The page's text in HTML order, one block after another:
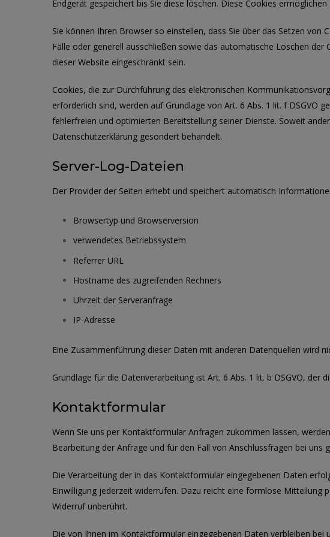
Endgerät gespeichert bis Sie diese löschen. Diese Cookies
Sie können Ihren Browser so einstellen, dass Sie über das Setzen
Fälle oder generell ausschließen sowie das automatische Löschen
dieser Website eingeschränkt sein.
Cookies, die zur Durchführung des elektronischen
erforderlich sind, werden auf Grundlage von Art. 6 Abs. 1 lit. f DSGVO
fehlerfreien und optimierten Bereitstellung seiner Dienste. Soweit
Datenschutzerklärung gesondert behandelt.
Server-Log-Dateien
Der Provider der Seiten erhebt und speichert automatisch
Browsertyp und Browserversion
verwendetes Betriebssystem
Referrer URL
Hostname des zugreifenden Rechners
Uhrzeit der Serveranfrage
IP-Adresse
Eine Zusammenführung dieser Daten mit anderen Datenquellen wird
Grundlage für die Datenverarbeitung ist Art. 6 Abs. 1 lit. b DSGVO,
Kontaktformular
Wenn Sie uns per Kontaktformular Anfragen zukommen lassen,
Bearbeitung der Anfrage und für den Fall von Anschlussfragen bei
Die Verarbeitung der in das Kontaktformular eingegebenen Daten
Einwilligung jederzeit widerrufen. Dazu reicht eine formlose
Widerruf unberührt.
Die von Ihnen im Kontaktformular eingegebenen Daten verbleiben